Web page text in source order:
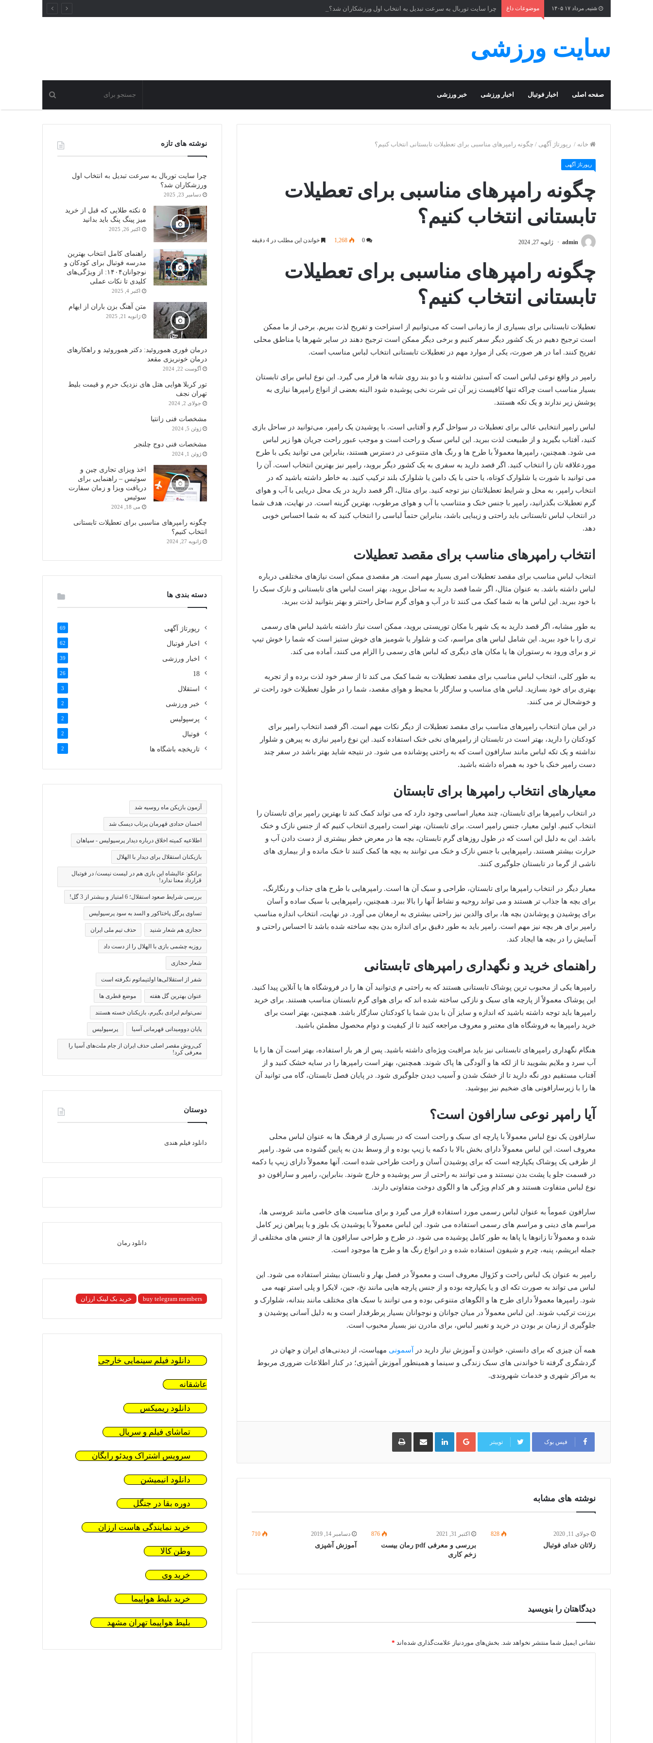
شنبه, مرداد ۱۷ ۱۴۰۵ موضوعات داغ چرا سایت توربال به ‌سرعت تبدیل به انتخاب اول ورزشکاران شد؟
سایت ورزشی
صفحه اصلی اخبار فوتبال اخبار ورزشی خبر ورزشی
خانه / رپورتاژ آگهی / چگونه رامپرهای مناسبی برای تعطیلات تابستانی انتخاب کنیم؟
رپورتاژ آگهی
چگونه رامپرهای مناسبی برای تعطیلات
تابستانی انتخاب کنیم؟
admin ژانویه 27, 2024 1,268 خواندن این مطلب در 4 دقیقه
چگونه رامپرهای مناسبی برای تعطیلات
تابستانی انتخاب کنیم؟
تعطیلات تابستانی برای بسیاری از ما زمانی است که می‌توانیم از استراحت و تفریح لذت ببریم. برخی از ما ممکن
است ترجیح دهیم در یک کشور دیگر سفر کنیم و برخی دیگر ممکن است ترجیح دهند در سایر شهرها یا مناطق محلی
تفریح کنند. اما در هر صورت، یکی از موارد مهم در تعطیلات تابستانی انتخاب لباس مناسب است.
رامپر در واقع نوعی لباس است که آستین نداشته و با دو بند روی شانه ها قرار می گیرد. این نوع لباس برای تابستان
بسیار مناسب است چراکه تنها کافیست زیر آن تی شرت نخی پوشیده شود البته بعضی از انواع رامپرها نیازی به
پوشش زیر ندارند و یک تکه هستند.
لباس رامپر انتخابی عالی برای تعطیلات در سواحل گرم و آفتابی است. با پوشیدن یک رامپر، می‌توانید در ساحل بازی
کنید، آفتاب بگیرید و از طبیعت لذت ببرید. این لباس سبک و راحت است و موجب عبور راحت جریان هوا زیر لباس
می شود. همچنین، رامپرها معمولاً با طرح‌ ها و رنگ‌ های متنوعی در دسترس هستند، بنابراین می‌ توانید یکی با طرح
موردعلاقه‌ تان را انتخاب کنید. اگر قصد دارید به سفری به یک کشور دیگر بروید، رامپر نیز بهترین انتخاب است. آن را
می‌ توانید با شورت یا شلوارک کوتاه، یا حتی با یک دامن یا شلوارک بلند ترکیب کنید. به خاطر داشته باشید که در
انتخاب رامپر، به محل و شرایط تعطیلاتتان نیز توجه کنید. برای مثال، اگر قصد دارید در یک محل دریایی با آب و هوای
گرم تعطیلات بگذرانید، رامپر با جنس خنک و متناسب با آب و هوای مرطوب، بهترین گزینه است. در نهایت، هدف شما
در انتخاب لباس تابستانی باید راحتی و زیبایی باشد، بنابراین حتماً لباسی را انتخاب کنید که به شما احساس خوبی
دهد.
انتخاب رامپرهای مناسب برای مقصد تعطیلات
انتخاب لباس مناسب برای مقصد تعطیلات امری بسیار مهم است. هر مقصدی ممکن است نیازهای مختلفی درباره
لباس داشته باشد. به عنوان مثال، اگر شما قصد دارید به ساحل بروید، بهتر است لباس های تابستانی و نازک سبک را
با خود ببرید. این لباس ها به شما کمک می کنند تا در آب و هوای گرم ساحل راحتتر و بهتر بتوانید لذت ببرید.
به طور مشابه، اگر قصد دارید به یک شهر یا مکان توریستی بروید، ممکن است نیاز داشته باشید لباس های رسمی
تری را با خود ببرید. این شامل لباس های مراسم، کت و شلوار یا شومیز های خوش ستیز است که شما را خوش تیپ
تر و برای ورود به رستوران ها یا مکان های دیگری که لباس های رسمی را الزام می کنند، آماده می کند.
به طور کلی، انتخاب لباس مناسب برای مقصد تعطیلات به شما کمک می کند تا از سفر خود لذت برده و از تجربه
بهتری برای خود بسازید. لباس های مناسب و سازگار با محیط و هوای مقصد، شما را در طول تعطیلات خود راحت تر
و خوشحال تر می کنند.
در این میان انتخاب رامپرهای مناسب برای مقصد تعطیلات از دیگر نکات مهم است. اگر قصد انتخاب رامپر برای
کودکتان را دارید، بهتر است در تابستان از رامپرهای نخی خنک استفاده کنید. این نوع رامپر نیازی به پیرهن و شلوار
نداشته و یک تکه لباس مانند سارافون است که به راحتی پوشانده می شود. در نتیجه شاید بهتر باشد در سفر چند
دست رامپر خنک با خود به همراه داشته باشید.
معیارهای انتخاب رامپرها برای تابستان
در انتخاب رامپرها برای تابستان، چند معیار اساسی وجود دارد که می ‌تواند کمک کند تا بهترین رامپر برای تابستان را
انتخاب کنیم. اولین معیار، جنس رامپر است. برای تابستان، بهتر است رامپری انتخاب کنیم که از جنس نازک و خنک
باشد. این به دلیل این است که در طول روز‌های گرم تابستان، بچه ‌ها در معرض خطر بیشتری از دست دادن آب و
حرارت بیشتر هستند. رامپرهایی با جنس نازک و خنک می‌ توانند به بچه‌ ها کمک کنند تا خنک مانده و از بیماری‌ های
ناشی از گرما در تابستان جلوگیری کنند.
معیار دیگر در انتخاب رامپرها برای تابستان، طراحی و سبک آن ها است. رامپرهایی با طرح‌ های جذاب و رنگارنگ،
برای بچه‌ ها جذاب ‌تر هستند و می‌ تواند روحیه و نشاط آنها را بالا ببرد. همچنین، رامپرهایی با سبک ساده و آسان
برای پوشیدن و پوشاندن بچه‌ ها، برای والدین نیز راحتی بیشتری به ارمغان می‌ آورد. در نهایت، انتخاب اندازه مناسب
رامپر برای هر بچه نیز مهم است. رامپر باید به طور دقیق برای اندازه بدن بچه ساخته شده باشد تا احساس راحتی و
آسایش را در بچه‌ ها ایجاد کند.
راهنمای خرید و نگهداری رامپرهای تابستانی
رامپرها یکی از محبوب ‌ترین پوشاک تابستانی هستند که به راحتی م ی‌توانید آن‌ ها را در فروشگاه ‌ها یا آنلاین پیدا کنید.
این پوشاک معمولاً از پارچه ‌های سبک و نازکی ساخته شده ‌اند که برای هوای گرم تابستان مناسب هستند. برای خرید
رامپرها باید توجه داشته باشید که اندازه و سایز آن با بدن شما یا کودکتان سازگار باشد. همچنین، بهتر است برای
خرید رامپرها به فروشگاه‌ های معتبر و معروف مراجعه کنید تا از کیفیت و دوام محصول مطمئن باشید.
هنگام نگهداری رامپرهای تابستانی نیز باید مراقبت ویژه‌ای داشته باشید. پس از هر بار استفاده، بهتر است آن ‌ها را با
آب سرد و ملایم بشویید تا از لکه ‌ها و آلودگی‌ ها پاک شوند. همچنین، بهتر است رامپرها را در سایه خشک کنید و از
آفتاب مستقیم دور نگه دارید تا از خشک شدن و آسیب دیدن جلوگیری شود. در پایان فصل تابستان، گاه می توانید آن
ها را با زیرسارافونی های ضخیم نیز بپوشید.
آیا رامپر نوعی سارافون است؟
سارافون یک نوع لباس معمولاً با پارچه ‌ای سبک و راحت است که در بسیاری از فرهنگ‌ ها به عنوان لباس محلی
معروف است. این لباس معمولاً دارای بخش بالا با دکمه یا زیپ بوده و از وسط بدن به پایین گشوده می ‌شود. رامپر
از طرفی یک پوشاک یکپارچه است که برای پوشیدن آسان و راحت طراحی شده است. آنها معمولاً دارای زیپ یا دکمه
در قسمت جلو یا پشت بدن نیستند و می ‌توانند به راحتی از سر پوشیده و خارج شوند. بنابراین، رامپر و سارافون دو
نوع لباس متفاوت هستند و هر کدام ویژگی ها و الگوی دوخت متفاوتی دارند.
سارافون عموماً به عنوان لباس رسمی مورد استفاده قرار می ‌گیرد و برای مناسبت ‌های خاصی مانند عروسی ‌ها،
مراسم های دینی و مراسم های رسمی استفاده می ‌شود. این لباس معمولاً با پوشیدن یک بلوز و یا پیراهن زیر کامل
شده و معمولاً تا زانوها یا پاها به طور کامل پوشیده می ‌شود. در طرح و طراحی سارافون‌ ها از جنس های مختلفی از
جمله ابریشم، پنبه، چرم و شیفون استفاده شده و در انواع رنگ ها و طرح‌ ها موجود است.
رامپر به عنوان یک لباس راحت و کژوال معروف است و معمولاً در فصل بهار و تابستان بیشتر استفاده می‌ شود. این
لباس می ‌تواند به صورت تکه‌ ای و یا یکپارچه بوده و از جنس پارچه ‌هایی مانند نخ، جین، لایکرا و پلی استر تهیه می
‌شود. رامپر‌ها معمولاً دارای طرح‌ ها و الگوهای متنوعی بوده و می ‌توانند با سبک ‌های مختلف مانند بندانه، شلوارک و
برزنت ترکیب شوند. این لباس معمولاً در میان جوانان و نوجوانان بسیار پرطرفدار است و به دلیل آسانی پوشیدن و
جلوگیری از زمان ‌بر بودن در خرید و تغییر لباس، برای مادرن نیز بسیار محبوب است.
همه آن چیزی که برای دانستن، خواندن و آموزش نیاز دارید در آسمونی مهیاست، از دیدنی‌های ایران و جهان در
گردشگری گرفته تا خواندنی های سبک زندگی و سینما و همینطور آموزش آشپزی؛ در کنار اطلاعات ضروری مربوط
به مراکز شهری و خدمات شهروندی.
فیس بوک توییتر
گوگل
پلاس
لینکدین اشتراک
گذاری
ایمیل
چاپ
نوشته های مشابه
جولای 11, 2020 828
زلاتان خدای فوتبال
اکتبر 31, 2021 876
بررسی و معرفی pdf رمان بیست
زخم کاری
دسامبر 14, 2019 710
آموزش آشپزی
دیدگاهتان را بنویسید
نشانی ایمیل شما منتشر نخواهد شد. بخش‌های موردنیاز علامت‌گذاری شده‌اند *
نوشته های تازه
چرا سایت توربال به ‌سرعت تبدیل به انتخاب اول
ورزشکاران شد؟
دسامبر 23, 2025
۵ نکته طلایی که قبل از خرید
میز پینگ پنگ باید بدانید
اکتبر 26, 2025
راهنمای کامل انتخاب بهترین
مدرسه فوتبال برای کودکان و
نوجوانان۱۴۰۴: از ویژگی‌های
کلیدی تا نکات عملی
اکتبر 4, 2025
متن آهنگ بزن باران از ایهام
ژانویه 21, 2025
درمان فوری هموروئید: دکتر هموروئید و راهکارهای
درمان خونریزی مقعد
آگوست 22, 2024
تور کربلا هوایی هتل های نزدیک حرم و قیمت بلیط
تهران نجف
جولای 2, 2024
مشخصات فنی زانتیا
ژوئن 5, 2024
مشخصات فنی دوج چلنجر
ژوئن 1, 2024
اخذ ویزای تجاری چین و
سوئیس – راهنمایی برای
دریافت ویزا و زمان سفارت
سوئیس
می 18, 2024
چگونه رامپرهای مناسبی برای تعطیلات تابستانی
انتخاب کنیم؟
ژانویه 27, 2024
دسته بندی ها
رپورتاژ آگهی 69
اخبار فوتبال 62
اخبار ورزشی 39
18
26
استقلال 3
خبر ورزشی 2
پرسپولیس 2
فوتبال 2
تاریخچه باشگاه ها 2
آزمون بازیکن ماه روسیه شد
احسان حدادی قهرمان پرتاب دیسک شد
اطلاعیه کمیته اخلاق درباره دیدار پرسپولیس - سپاهان
بازیکنان استقلال برای دیدار با الهلال
برانکو: عالیشاه این بازی هم در لیست نیست/ در فوتبال
قرارداد معنا ندارد!
بررسی شرایط صعود استقلال؛ 6 امتیاز و بیشتر از 3 گل!
تساوی پرگل پاختاکور و السد به سود پرسپولیس
حجازی هم شعار شنید حذف تیم ملی ایران
روزبه چشمی بازی با الهلال را از دست داد
شعار حجازی
شفر از استقلالی‌ها اولتیماتوم نگرفته است
عنوان بهترین گل هفته موضع قطری ها
نمی‌توانم ایرادی بگیرم، بازیکنان خسته هستند
پایان دوومیدانی قهرمانی آسیا پرسپولیس
کی‌روش مقصر اصلی حذف ایران از جام ملت‌های آسیا را
معرفی کرد!
دوستان
دانلود فیلم هندی
دانلود رمان
buy telegram members خرید بک لینک ارزان
دانلود فیلم سینمایی خارجی
عاشقانه
دانلود ریمیکس
تماشای فیلم و سریال
سرویس اشتراک ویدئو رایگان
دانلود انیمیشن
دوره بقا در جنگل
خرید نمایندگی هاست ارزان
وطن کالا
خرید وی
خرید بلیط هواپیما
بلیط هواپیما تهران مشهد